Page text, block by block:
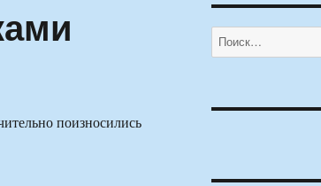
поизносились
Искать: